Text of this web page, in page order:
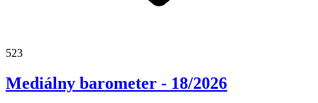
523
Mediálny barometer - 18/2026